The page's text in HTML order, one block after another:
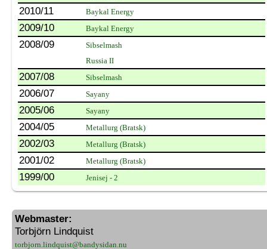
2010/11 Baykal Energy
2009/10 Baykal Energy
2008/09
Sibselmash
Russia II
2007/08 Sibselmash
2006/07 Sayany
2005/06 Sayany
2004/05 Metallurg (Bratsk)
2002/03 Metallurg (Bratsk)
2001/02 Metallurg (Bratsk)
1999/00 Jenisej - 2
Webmaster:
Torbjörn Lindquist
torbjorn.lindquist@bandysidan.nu